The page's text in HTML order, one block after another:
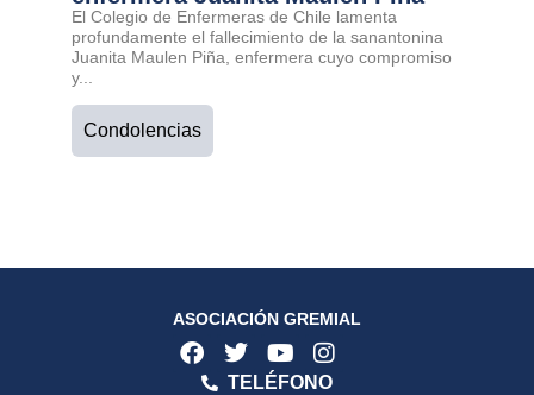
El Colegio de Enfermeras de Chile lamenta
profundamente el fallecimiento de la sanantonina
Juanita Maulen Piña, enfermera cuyo compromiso
y...
Condolencias
ASOCIACIÓN GREMIAL
TELÉFONO